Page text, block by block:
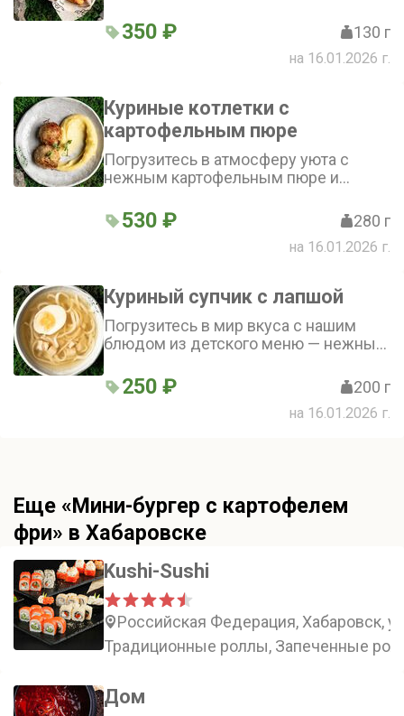
кетчупа
350 ₽ 130 г
на 16.01.2026 г.
Куриные котлетки с
картофельным пюре
Погрузитесь в атмосферу уюта с
нежным картофельным пюре и
нашего детского меню — идеальный
выбор для маленьких гурманов!
530 ₽ 280 г
на 16.01.2026 г.
Куриный супчик с лапшой
Погрузитесь в мир вкуса с нашим
блюдом из детского меню — нежным
который дополнен домашней лапшой
и отварным яйцом. Это идеальный
выбор для маленьких гурманов!
250 ₽ 200 г
на 16.01.2026 г.
Еще «Мини-бургер с картофелем
фри» в Хабаровске
Kushi-Sushi
Российская Федерация, Хабаровск,
Традиционные роллы, Запеченные
Дом